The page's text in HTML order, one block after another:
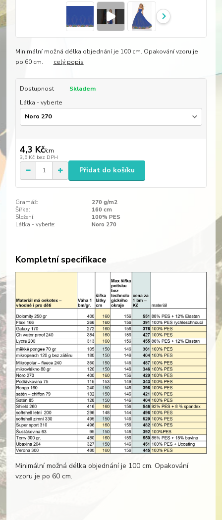
Minimální možná délka objednání je 100 cm. Opakování vzoru je
po 60 cm. celý popis
Dostupnost
Skladem
Látka - vyberte
4,3 Kč/cm
3,5 Kč bez DPH
Přidat do košíku
Gramáž:
270 g/m2
Šířka:
160 cm
Složení:
100% PES
Látka - vyberte:
Noro 270
Kompletní specifikace
Minimální možná délka objednání je 100 cm. Opakování
vzoru je po 60 cm.